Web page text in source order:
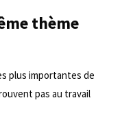
thème
plus importantes de
pas au travail